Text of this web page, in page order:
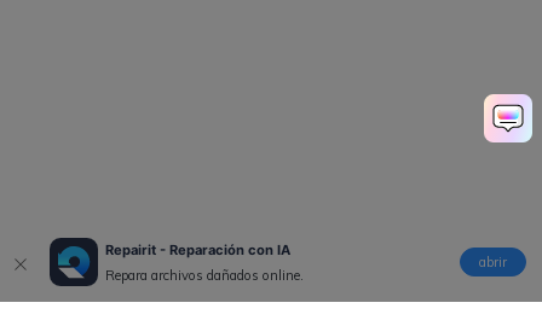
Repairit - Reparación con IA
Repara archivos dañados online.
abrir